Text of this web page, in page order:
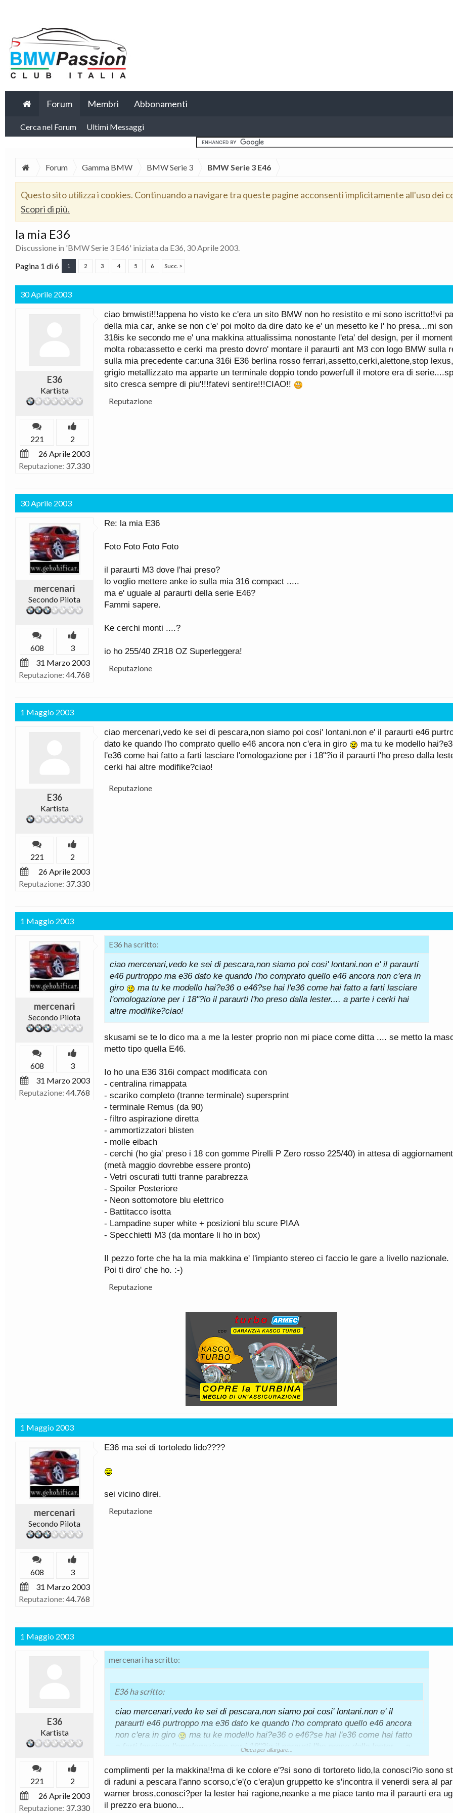
Forum
Cerca nel Forum Ultimi Messaggi
Membri Abbonamenti
Forum Gamma BMW BMW Serie 3 BMW Serie 3 E46
Questo sito utilizza i cookies. Continuando a navigare tra queste pagine acconsenti implicitamente all'uso dei
Scopri di più.
la mia E36
Discussione in 'BMW Serie 3 E46' iniziata da E36, 30 Aprile 2003.
Pagina 1 di 6
1 2 3 4 5 6 Succ. >
30 Aprile 2003
E36
Kartista
221
2
26 Aprile 2003
Reputazione: 37.330
ciao bmwisti!!!appena ho visto ke c'era un sito BMW non ho resistito e mi sono iscritto!!vi
della mia car, anke se non c'e' poi molto da dire dato ke e' un mesetto ke l' ho presa...mi
318is ke secondo me e' una makkina attualissima nonostante l'eta' del design, per il
molta roba:assetto e cerki ma presto dovro' montare il paraurti ant M3 con logo BMW sulla
sulla mia precedente car:una 316i E36 berlina rosso ferrari,assetto,cerki,alettone,stop
grigio metallizzato ma apparte un terminale doppio tondo powerfull il motore era di
sito cresca sempre di piu'!!!fatevi sentire!!!CIAO!!
Reputazione
30 Aprile 2003
mercenari
Secondo Pilota
608
3
31 Marzo 2003
Reputazione: 44.768
Re: la mia E36
Foto Foto Foto Foto
il paraurti M3 dove l'hai preso?
lo voglio mettere anke io sulla mia 316 compact .....
ma e' uguale al paraurti della serie E46?
Fammi sapere.
Ke cerchi monti ....?
io ho 255/40 ZR18 OZ Superleggera!
Reputazione
1 Maggio 2003
E36
Kartista
221
2
26 Aprile 2003
Reputazione: 37.330
ciao mercenari,vedo ke sei di pescara,non siamo poi cosi' lontani.non e' il paraurti e46
dato ke quando l'ho comprato quello e46 ancora non c'era in giro
ma tu ke modello
l'e36 come hai fatto a farti lasciare l'omologazione per i 18"?io il paraurti l'ho preso dalla
cerki hai altre modifike?ciao!
Reputazione
1 Maggio 2003
mercenari
Secondo Pilota
608
3
31 Marzo 2003
Reputazione: 44.768
E36 ha scritto:
ciao mercenari,vedo ke sei di pescara,non siamo poi cosi' lontani.non e' il paraurti
e46 purtroppo ma e36 dato ke quando l'ho comprato quello e46 ancora non c'era in
giro
ma tu ke modello hai?e36 o e46?se hai l'e36 come hai fatto a farti lasciare
l'omologazione per i 18"?io il paraurti l'ho preso dalla lester.... a parte i cerki hai
altre modifike?ciao!
skusami se te lo dico ma a me la lester proprio non mi piace come ditta .... se metto la
metto tipo quella E46.
Io ho una E36 316i compact modificata con
- centralina rimappata
- scariko completo (tranne terminale) supersprint
- terminale Remus (da 90)
- filtro aspirazione diretta
- ammortizzatori blisten
- molle eibach
- cerchi (ho gia' preso i 18 con gomme Pirelli P Zero rosso 225/40) in attesa di
(metà maggio dovrebbe essere pronto)
- Vetri oscurati tutti tranne parabrezza
- Spoiler Posteriore
- Neon sottomotore blu elettrico
- Battitacco isotta
- Lampadine super white + posizioni blu scure PIAA
- Specchietti M3 (da montare li ho in box)
Il pezzo forte che ha la mia makkina e' l'impianto stereo ci faccio le gare a livello nazionale.
Poi ti diro' che ho. :-)
Reputazione
1 Maggio 2003
mercenari
Secondo Pilota
608
3
31 Marzo 2003
Reputazione: 44.768
E36 ma sei di tortoledo lido????
sei vicino direi.
Reputazione
1 Maggio 2003
E36
Kartista
221
2
26 Aprile 2003
Reputazione: 37.330
mercenari ha scritto:
E36 ha scritto:
ciao mercenari,vedo ke sei di pescara,non siamo poi cosi' lontani.non e' il
paraurti e46 purtroppo ma e36 dato ke quando l'ho comprato quello e46 ancora
non c'era in giro
ma tu ke modello hai?e36 o e46?se hai l'e36 come hai fatto
a farti lasciare l'omologazione per i 18"?io il paraurti l'ho preso dalla lester.... a
parte i cerki hai altre modifike?ciao!
skusami se te lo dico ma a me la lester proprio non mi piace come ditta .... se
metto la mascherina io metto tipo quella E46.
Clicca per allargare...
complimenti per la makkina!!ma di ke colore e'?si sono di tortoreto lido,la conosci?io sono
di raduni a pescara l'anno scorso,c'e'(o c'era)un gruppetto ke s'incontra il venerdi sera al
warner bross,conosci?per la lester hai ragione,neanke a me piace tanto ma il paraurti era
il prezzo era buono...